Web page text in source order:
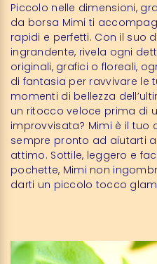
Piccolo nelle dimensioni,
da borsa Mimi ti
rapidi e perfetti. Con il suo
ingrandente, rivela ogni
originali, grafici o floreali,
di fantasia per ravvivare le
momenti di bellezza
un ritocco veloce prima di
improvvisata? Mimi è il tuo
sempre pronto ad aiutarti
attimo. Sottile, leggero e
pochette, Mimi non
darti un piccolo tocco